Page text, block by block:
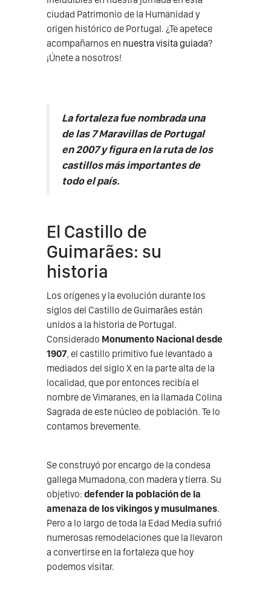
ciudad Patrimonio de la Humanidad y
origen histórico de Portugal. ¿Te apetece
acompañarnos en nuestra visita guiada?
¡Únete a nosotros!
La fortaleza fue nombrada una
de las 7 Maravillas de Portugal
en 2007 y figura en la ruta de los
castillos más importantes de
todo el país.
El Castillo de
Guimarães: su
historia
Los orígenes y la evolución durante los
siglos del Castillo de Guimarães están
unidos a la historia de Portugal.
Considerado Monumento Nacional desde
1907, el castillo primitivo fue levantado a
mediados del siglo X en la parte alta de la
localidad, que por entonces recibía el
nombre de Vimaranes, en la llamada Colina
Sagrada de este núcleo de población. Te lo
contamos brevemente.
Se construyó por encargo de la condesa
gallega Mumadona, con madera y tierra. Su
objetivo: defender la población de la
amenaza de los vikingos y musulmanes.
Pero a lo largo de toda la Edad Media sufrió
numerosas remodelaciones que la llevaron
a convertirse en la fortaleza que hoy
podemos visitar.